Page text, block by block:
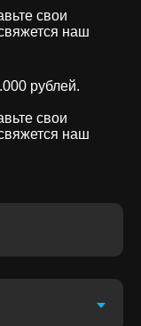
свои
наш
рублей.
свои
наш